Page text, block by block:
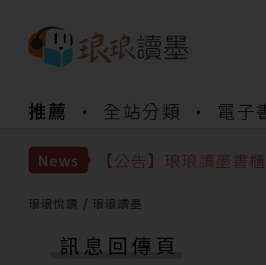
推薦 全站分類 電子
News
【公告】琅琅書店服
【公告】琅琅讀墨書
【公告】琅琅書店服
琅琅悅讀 琅琅讀墨
訊息回傳頁